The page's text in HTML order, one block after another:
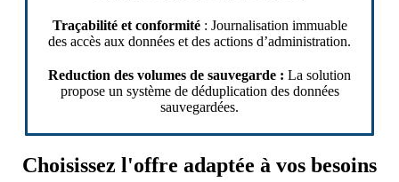
Traçabilité et conformité: Journalisation immuable
des accès aux données et des actions d’administration.
Reduction des volumes de sauvegarde : La solution
propose un système de déduplication des données
sauvegardées.
Choisissez l'offre adaptée à vos besoins